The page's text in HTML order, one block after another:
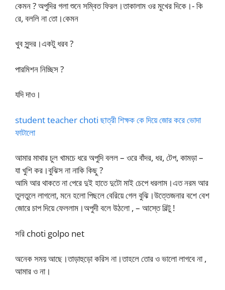
কেমন ? অপুদির গলা শুনে সম্বিত ফিরল।তাকালাম ওর মুখের দিকে।- কি
রে, বললি না তো।কেমন
খুব সুন্দর।একটু ধরব ?
পারমিশন নিচ্ছিস ?
যদি দাও।
student teacher choti ছাত্রী শিক্ষক কে দিয়ে জোর করে ভোদা
ফাটালো
আমার মাথার চুল খামচে ধরে অপুদি বলল – ওরে বাঁদর, ধর, টেপ, কামড়া –
যা খুশি কর।বুঝিস না নাকি কিছু ?
আমি আর থাকতে না পেরে দুই হাতে দুটো মাই চেপে ধরলাম।এত নরম আর
তুলতুলে লাগলো, মনে হলো পিছলে বেরিয়ে গেল বুঝি।উত্তেজনার বশে বেশ
জোরে চাপ দিয়ে ফেললাম।অপুদী বলে উঠলো , – আস্তে বিল্টু !
সরি choti golpo net
অনেক সময় আছে।তাড়াহুড়ো করিস না।তাহলে তোর ও ভালো লাগবে না ,
আমার ও না।